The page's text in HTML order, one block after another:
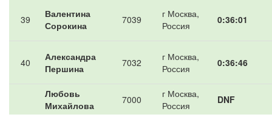
39
Валентина
Сорокина
7039
г Москва,
Россия
0:36:01
40
Александра
Першина
7032
г Москва,
Россия
0:36:46
Любовь
Михайлова
7000
г Москва,
Россия
DNF